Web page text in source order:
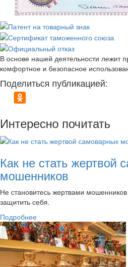
В основе нашей деятельности лежит
комфортное и безопасное
Поделиться публикацией:
Интересно почитать
Как не стать жертвой
мошенников
Не становитесь жертвами
защитить себя.
Подробнее